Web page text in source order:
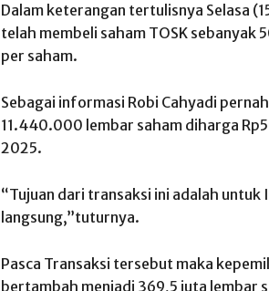
Dalam keterangan tertulisnya Selasa
telah membeli saham TOSK
per saham.
Sebagai informasi Robi Cahyadi
11.440.000 lembar saham diharga
2025.
“Tujuan dari transaksi ini adalah
langsung,”tuturnya.
Pasca Transaksi tersebut maka
bertambah menjadi 369,5 juta lembar